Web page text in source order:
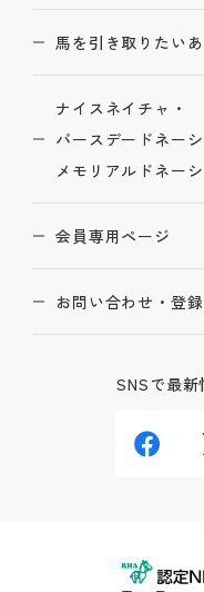
馬を引き取りたい
ナイスネイチャ・
バースデードネー
メモリアルドネー
会員専用ページ
お問い合わせ・登
SNSで最